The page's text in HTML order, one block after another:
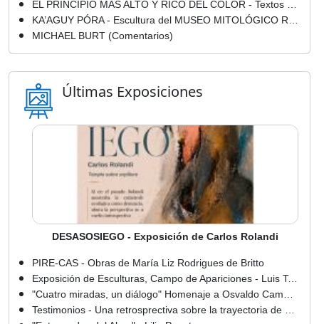
MICHAEL BURT (Comentarios)
Últimas Exposiciones
DESASOSIEGO - Exposición de Carlos Rolandi
PIRE-CAS - Obras de María Liz Rodrigues de Britto
Exposición de Esculturas, Campo de Apariciones - Luis Torres